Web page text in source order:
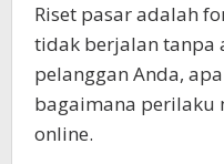
Riset pasar adalah
tidak berjalan tanpa
pelanggan Anda,
bagaimana perilaku
online.